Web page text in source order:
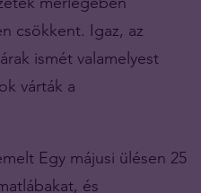
csökkent. Igaz, az
ismét valamelyest
várták a
Egy májusi ülésen 25
és